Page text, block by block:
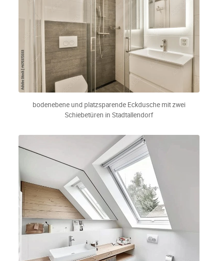
bodenebene und platzsparende Eckdusche mit zwei
Schiebetüren in Stadtallendorf